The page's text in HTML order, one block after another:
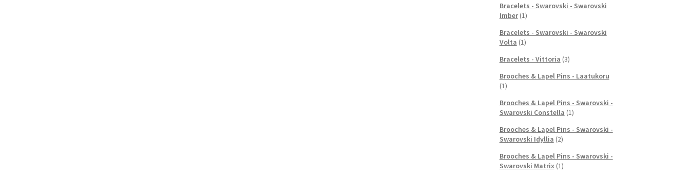
Bracelets - Swarovski - Swarovski
Imber (1)
Bracelets - Swarovski - Swarovski
Volta (1)
Bracelets - Vittoria (3)
Brooches & Lapel Pins - Laatukoru
(1)
Brooches & Lapel Pins - Swarovski -
Swarovski Constella (1)
Brooches & Lapel Pins - Swarovski -
Swarovski Idyllia (2)
Brooches & Lapel Pins - Swarovski -
Swarovski Matrix (1)